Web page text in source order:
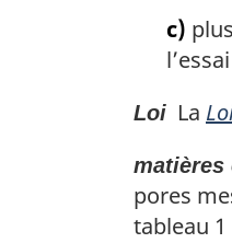
c)
Loi La
matières
pores
tableau 1